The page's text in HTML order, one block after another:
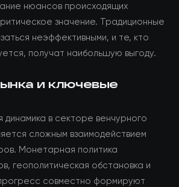
нюансов происходящих
значение. Традиционные
неэффективными, и те, кто
получат наибольшую выгоду.
и ключевые
в секторе венчурного
сложным взаимодействием
Монетарная политика
геополитическая обстановка и
совместно формируют